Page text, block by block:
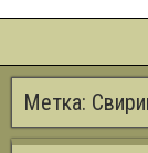
Метка: